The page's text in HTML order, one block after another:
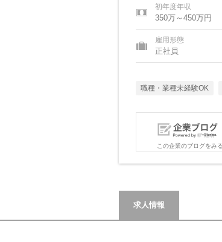
初年度年収
350万～450万円
雇用形態
正社員
職種・業種未経験OK
この企業のブログをみる
求人情報